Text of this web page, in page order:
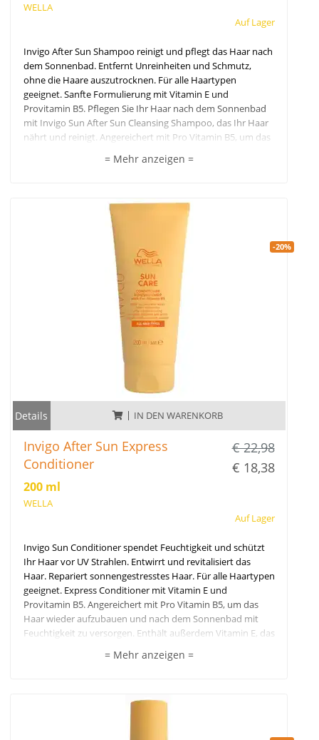
WELLA
Auf Lager
Invigo After Sun Shampoo reinigt und pflegt das Haar nach
dem Sonnenbad. Entfernt Unreinheiten und Schmutz,
ohne die Haare auszutrocknen. Für alle Haartypen
geeignet. Sanfte Formulierung mit Vitamin E und
Provitamin B5. Pflegen Sie Ihr Haar nach dem Sonnenbad
mit Invigo Sun After Sun Cleansing Shampoo, das Ihr Haar
nährt und reinigt. Angereichert mit Pro Vitamin B5, um das
Feuchtigkeit zu versorgen. Enthält außerdem Vitamin E, das
mit Sun Care Conditioner und Haarspray.
= Mehr anzeigen =
-20%
Details IN DEN WARENKORB
Invigo After Sun Express
Conditioner
€ 22,98
€ 18,38
200 ml
WELLA
Auf Lager
Invigo Sun Conditioner spendet Feuchtigkeit und schützt
Ihr Haar vor UV Strahlen. Entwirrt und revitalisiert das
Haar. Repariert sonnengestresstes Haar. Für alle Haartypen
geeignet. Express Conditioner mit Vitamin E und
Provitamin B5. Angereichert mit Pro Vitamin B5, um das
Haar wieder aufzubauen und nach dem Sonnenbad mit
Feuchtigkeit zu versorgen. Enthält außerdem Vitamin E, das
schützen. Die besten Ergebnisse erzielen Sie in
= Mehr anzeigen =